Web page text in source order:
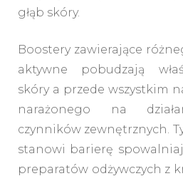
głąb skóry.
Boostery zawierające
aktywne pobudzają
skóry a przede wszystkim
narażonego na
czynników zewnętrznych.
stanowi barierę
preparatów odżywczych z